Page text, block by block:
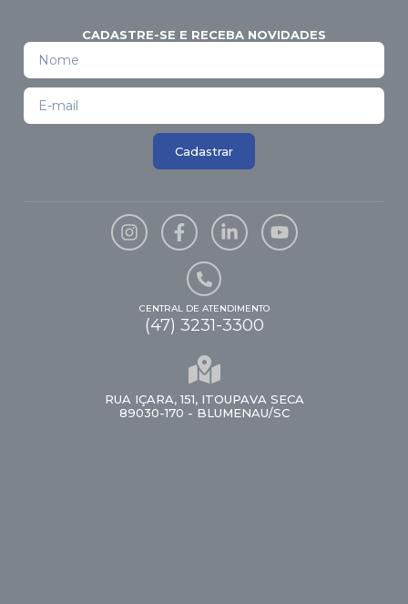
CADASTRE-SE E RECEBA NOVIDADES
Cadastrar
CENTRAL DE ATENDIMENTO
(47) 3231-3300
RUA IÇARA, 151, ITOUPAVA SECA
89030-170 - BLUMENAU/SC